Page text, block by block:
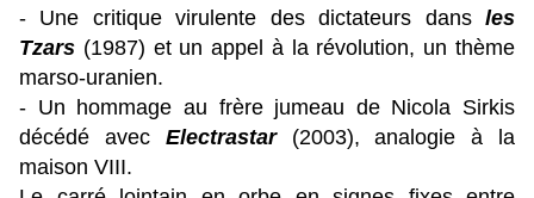
- Une critique virulente des dictateurs dans les
Tzars (1987) et un appel à la révolution, un thème
marso-uranien.
- Un hommage au frère jumeau de Nicola Sirkis
décédé avec Electrastar(2003), analogie à la
maison VIII.